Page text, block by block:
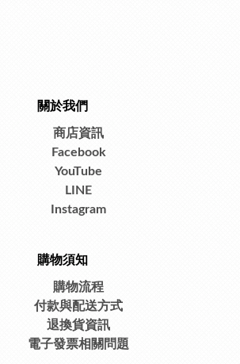
關於我們
商店資訊
Facebook
YouTube
LINE
Instagram
購物須知
購物流程
付款與配送方式
退換貨資訊
電子發票相關問題